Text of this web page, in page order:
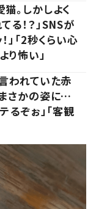
。しかしよく
る！？」SNSが
」「2秒くらい心
り怖い」
われていた赤
まさかの姿に…
るぞぉ」「客観